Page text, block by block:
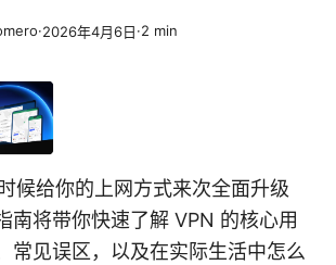
·2026年4月6日·2 min
候给你的上网方式来次全面升级
南将带你快速了解 VPN 的核心用
常见误区，以及在实际生活中怎么